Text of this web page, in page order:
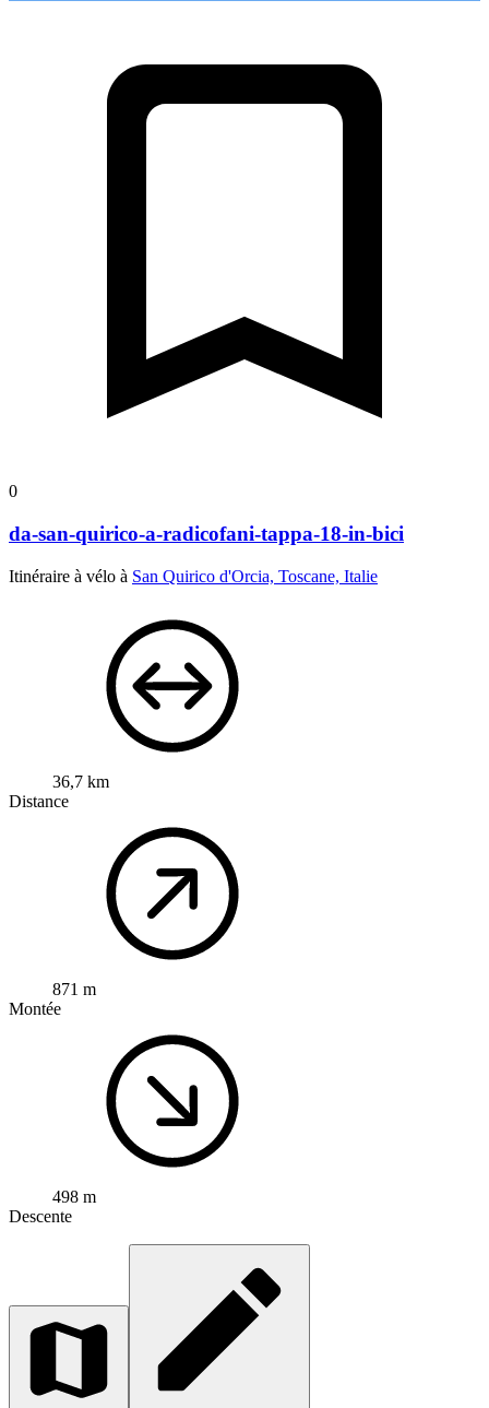
0
da-san-quirico-a-radicofani-tappa-18-in-bici
Itinéraire à vélo à San Quirico d'Orcia, Toscane, Italie
36,7 km
Distance
871 m
Montée
498 m
Descente